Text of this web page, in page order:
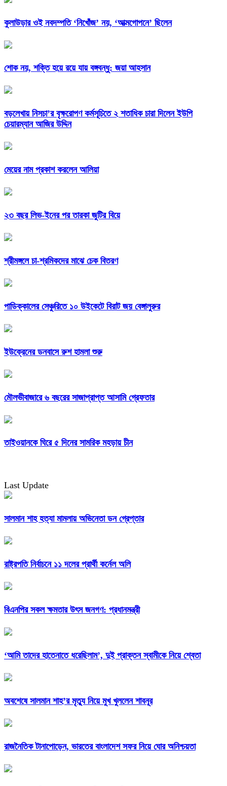
কুলাউড়ার ওই নবদম্পতি ‘নিখোঁজ’ নয়, ‘আত্মগোপনে’ ছিলেন
শোক নয়, শক্তি হয়ে রয়ে যায় বঙ্গবন্ধু: জয়া আহসান
বড়লেখায় নিসচা’র বৃক্ষরোপণ কর্মসূচিতে ২ শতাধিক চারা দিলেন ইউপি
চেয়ারম্যান আজির উদ্দিন
মেয়ের নাম প্রকাশ করলেন আলিয়া
২৩ বছর লিভ-ইনের পর তারকা জুটির বিয়ে
শ্রীমঙ্গলে চা-শ্রমিকদের মাঝে চেক বিতরণ
পাডিক্কালের সেঞ্চুরিতে ১০ উইকেটে বিরাট জয় বেঙ্গালুরুর
ইউক্রেনের ডনবাসে রুশ হামলা শুরু
মৌলভীবাজারে ৬ বছরের সাজাপ্রাপ্ত আসামি গ্রেফতার
তাইওয়ানকে ঘিরে ৫ দিনের সামরিক মহড়ায় চীন
Last Update
সালমান শাহ হত্যা মামলায় অভিনেতা ডন গ্রেপ্তার
রাষ্ট্রপতি নির্বাচনে ১১ দলের প্রার্থী কর্নেল অলি
বিএনপির সকল ক্ষমতার উৎস জনগণ: প্রধানমন্ত্রী
‘আমি তাদের হাতেনাতে ধরেছিলাম’, দুই প্রাক্তন স্বামীকে নিয়ে শ্বেতা
অবশেষে সালমান শাহ’র মৃত্যু নিয়ে মুখ খুললেন শাবনূর
রাজনৈতিক টানাপোড়েন, ভারতের বাংলাদেশ সফর নিয়ে ঘোর অনিশ্চয়তা